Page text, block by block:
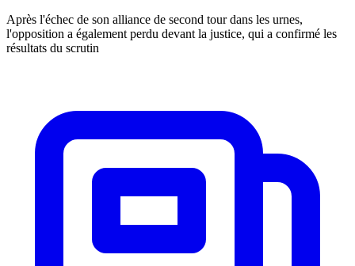
Après l'échec de son alliance de second tour dans les urnes,
l'opposition a également perdu devant la justice, qui a confirmé les
résultats du scrutin